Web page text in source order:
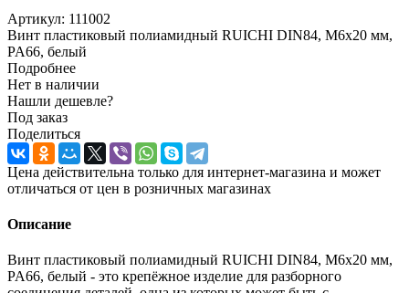
Артикул: 111002
Винт пластиковый полиамидный RUICHI DIN84, М6x20 мм,
PA66, белый
Подробнее
Нет в наличии
Нашли дешевле?
Под заказ
Поделиться
Цена действительна только для интернет-магазина и может
отличаться от цен в розничных магазинах
Описание
Винт пластиковый полиамидный RUICHI DIN84, М6x20 мм,
PA66, белый - это крепёжное изделие для разборного